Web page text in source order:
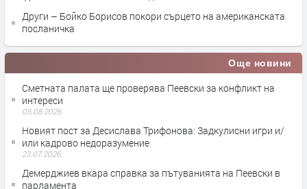
Други – Бойко Борисов покори сърцето на американската
посланичка
Още новини
Сметната палата ще провeрява Пеевски за конфликт на
интереси
05.08.2026
Новият пост за Десислава Трифонова: Задкулисни игри и/
или кадрово недоразумение
23.07.2026
Демерджиев вкара справка за пътуванията на Пеевски в
парламента